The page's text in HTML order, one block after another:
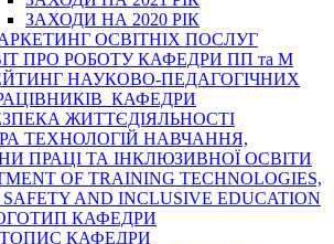
ЗАХОДИ НА 2020 РІК
ОСВІТНІХ ПОСЛУГ
ПРО РОБОТУ КАФЕДРИ ПП та М
НАУКОВО-ПЕДАГОГІЧНИХ
КАФЕДРИ
ЖИТТЄДІЯЛЬНОСТІ
ТЕХНОЛОГІЙ НАВЧАННЯ,
ПРАЦІ ТА ІНКЛЮЗИВНОЇ ОСВІТИ
OF TRAINING TECHNOLOGIES,
AND INCLUSIVE EDUCATION
КАФЕДРИ
КАФЕДРИ